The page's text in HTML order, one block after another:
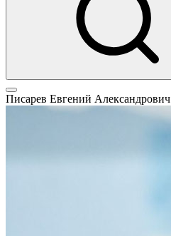
Писарев Евгений Александрович